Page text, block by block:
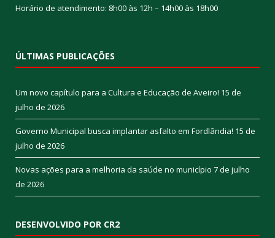
Horário de atendimento: 8h00 às 12h – 14h00 às 18h00
ÚLTIMAS PUBLICAÇÕES
Um novo capítulo para a Cultura e Educação de Aveiro! 15 de
julho de 2026
Governo Municipal busca implantar asfalto em Fordlândia! 15 de
julho de 2026
Novas ações para a melhoria da saúde no município 7 de julho
de 2026
DESENVOLVIDO POR CR2